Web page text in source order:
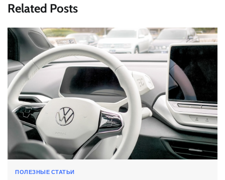
Related Posts
ПОЛЕЗНЫЕ СТАТЬИ